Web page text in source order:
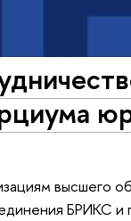
высшего
БРИКС